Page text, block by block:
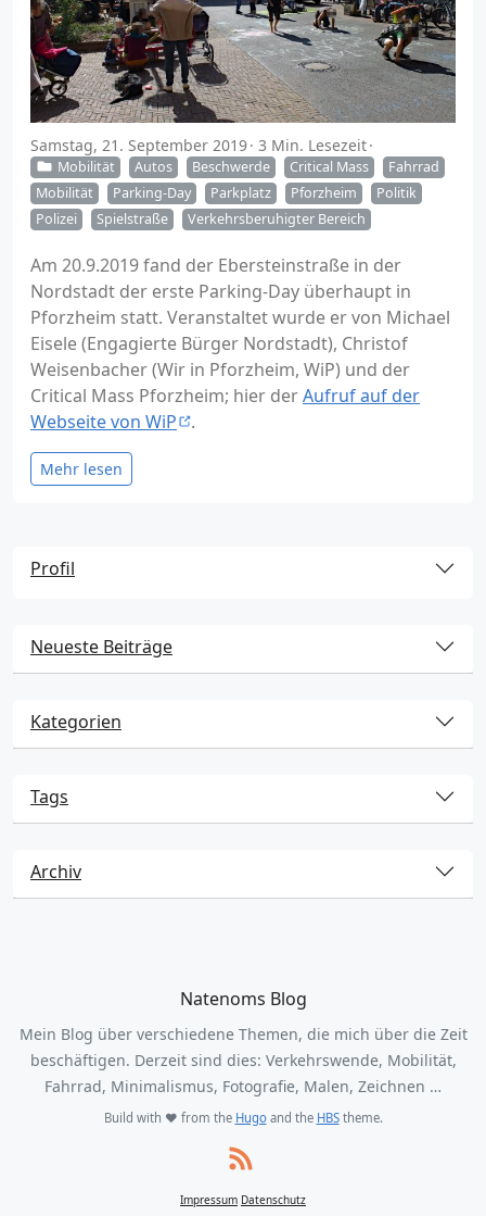
Samstag, 21. September 2019 3 Min. Lesezeit
Mobilität Autos Beschwerde Critical Mass
Fahrrad
Mobilität
Parking-Day Parkplatz Pforzheim
Politik
Polizei
Spielstraße Verkehrsberuhigter Bereich
Am 20.9.2019 fand der Ebersteinstraße in der
Nordstadt der erste Parking-Day überhaupt in
Pforzheim statt. Veranstaltet wurde er von Michael
Eisele (Engagierte Bürger Nordstadt), Christof
Weisenbacher (Wir in Pforzheim, WiP) und der
Critical Mass Pforzheim; hier derAufruf auf der
Webseite von WiP
.
Mehr lesen
Profil
Neueste Beiträge
Kategorien
Tags
Archiv
Natenoms Blog
Mein Blog über verschiedene Themen, die mich über die Zeit
beschäftigen. Derzeit sind dies: Verkehrswende, Mobilität,
Fahrrad, Minimalismus, Fotografie, Malen, Zeichnen …
Build with ❤️ from the Hugoand the HBStheme.
Impressum Datenschutz